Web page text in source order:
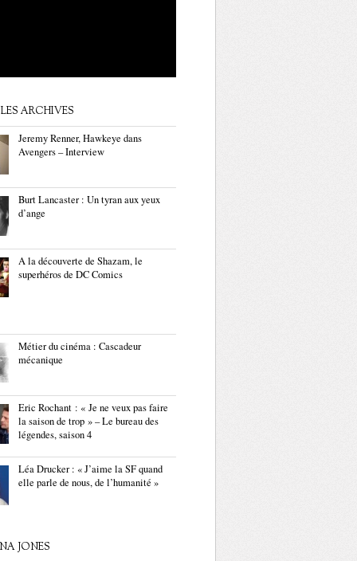
ARCHIVES
Jeremy Renner, Hawkeye dans
Avengers – Interview
Burt Lancaster : Un tyran aux yeux
d’ange
A la découverte de Shazam, le
superhéros de DC Comics
Métier du cinéma : Cascadeur
mécanique
Eric Rochant : « Je ne veux pas faire
la saison de trop » – Le bureau des
légendes, saison 4
Léa Drucker : « J’aime la SF quand
elle parle de nous, de l’humanité »
JONES